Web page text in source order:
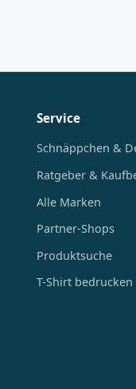
Service
Schnäppchen &
Ratgeber &
Alle Marken
Partner-Shops
Produktsuche
T-Shirt bedrucken